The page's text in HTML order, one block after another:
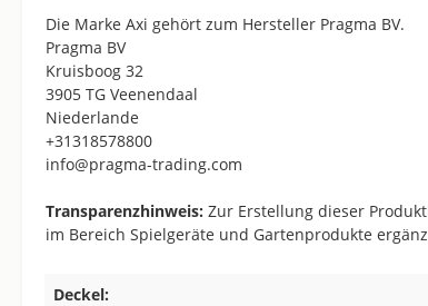
Die Marke Axi gehört zum Hersteller Pragma BV.
Pragma BV
Kruisboog 32
3905 TG Veenendaal
Niederlande
+31318578800
info@pragma-trading.com
Transparenzhinweis: Zur Erstellung dieser
im Bereich Spielgeräte und Gartenprodukte
Deckel: